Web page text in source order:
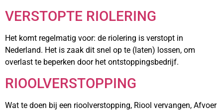
VERSTOPTE RIOLERING
Het komt regelmatig voor: de riolering is verstopt in
Nederland. Het is zaak dit snel op te (laten) lossen, om
overlast te beperken door het ontstoppingsbedrijf.
RIOOLVERSTOPPING
Wat te doen bij een rioolverstopping, Riool vervangen, Afvoer